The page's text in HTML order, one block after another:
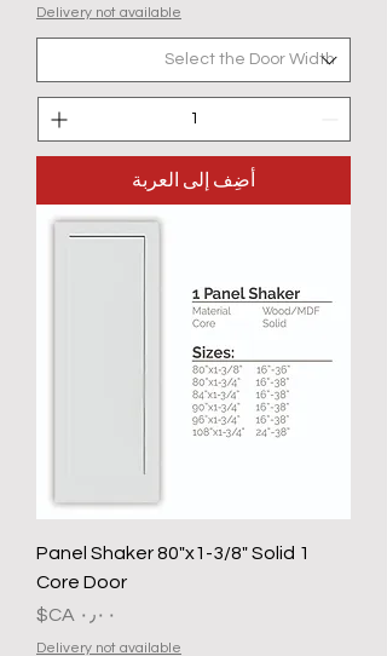
Delivery not available
أضِف إلى العربة
1 Panel Shaker 80"x1-3/8" Solid
Core Door
السعر
Delivery not available